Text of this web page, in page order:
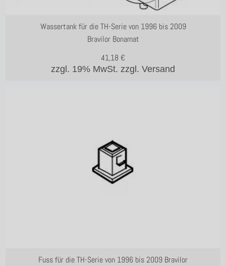
Wassertank für die TH-Serie von 1996 bis 2009
Bravilor Bonamat
zzgl. 19% MwSt. zzgl. Versand
41,18 €
Fuss für die TH-Serie von 1996 bis 2009 Bravilor